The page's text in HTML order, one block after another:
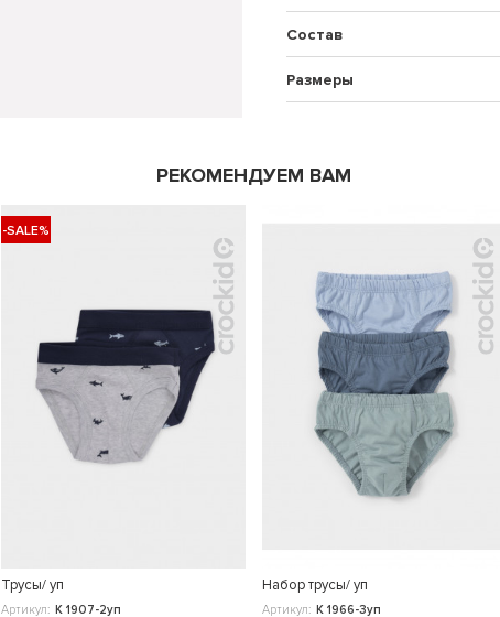
Состав
Размеры
РЕКОМЕНДУЕМ ВАМ
-SALE%
Трусы/ уп
Артикул: К 1907-2уп
Набор трусы/ уп
Артикул: К 1966-3уп